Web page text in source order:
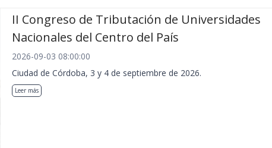
II Congreso de Tributación de Universidades
Nacionales del Centro del País
2026-09-03 08:00:00
Ciudad de Córdoba, 3 y 4 de septiembre de 2026.
Leer más